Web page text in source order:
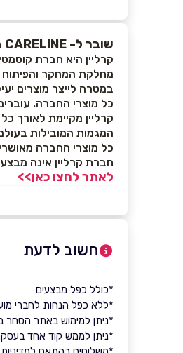
שובר ל- CARELINE בשווי ₪150
קרליין היא חברת
מחלקת המחקר והפיתוח
במטרה לייצר מוצרים
כל מוצרי החברה.
קרליין מקיימת לאורך
המגמות המובילות
כל מוצרי החברה
חברת קרליין אינה
לאתר לחצו כאן>>
חשוב לדעת
*כולל כפל מבצעים
*ללא כפל הנחות לחברי
*ניתן למימוש באתר הסחר
*ניתן לממש קוד אחד